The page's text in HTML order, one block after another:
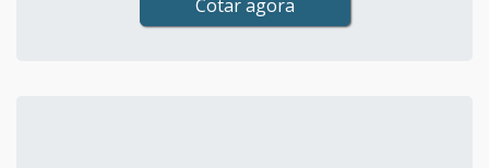
Cotar agora